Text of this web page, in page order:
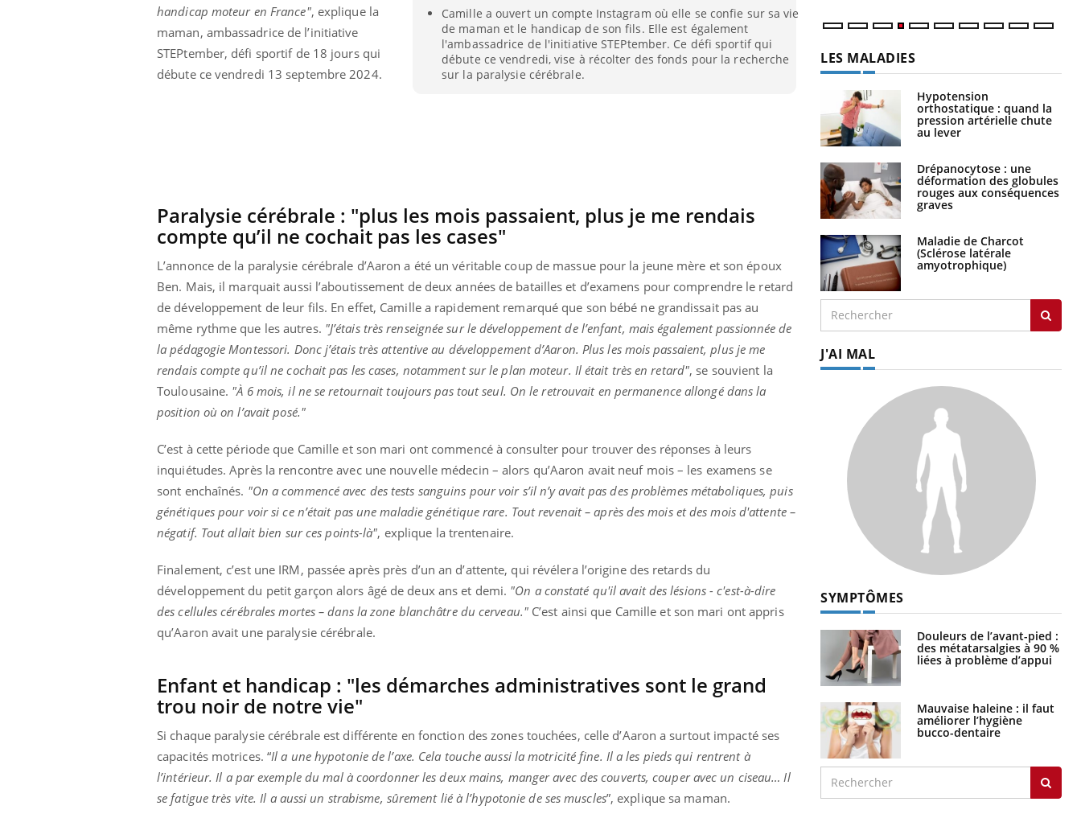
Camille a ouvert un compte Instagram où elle se confie sur sa vie
de maman et le handicap de son fils. Elle est également
l'ambassadrice de l'initiative STEPtember. Ce défi sportif qui
débute ce vendredi, vise à récolter des fonds pour la recherche
sur la paralysie cérébrale.
handicap moteur en France", explique la
maman, ambassadrice de l’initiative
STEPtember, défi sportif de 18 jours qui
débute ce vendredi 13 septembre 2024.
Paralysie cérébrale : "plus les mois passaient, plus je me rendais
compte qu’il ne cochait pas les cases"
L’annonce de la paralysie cérébrale d’Aaron a été un véritable coup de massue pour la jeune mère et son époux
Ben. Mais, il marquait aussi l’aboutissement de deux années de batailles et d’examens pour comprendre le retard
de développement de leur fils. En effet, Camille a rapidement remarqué que son bébé ne grandissait pas au
même rythme que les autres. "J’étais très renseignée sur le développement de l’enfant, mais également passionnée de
la pédagogie Montessori. Donc j’étais très attentive au développement d’Aaron. Plus les mois passaient, plus je me
rendais compte qu’il ne cochait pas les cases, notamment sur le plan moteur. Il était très en retard", se souvient la
Toulousaine. "À 6 mois, il ne se retournait toujours pas tout seul. On le retrouvait en permanence allongé dans la
position où on l’avait posé."
C’est à cette période que Camille et son mari ont commencé à consulter pour trouver des réponses à leurs
inquiétudes. Après la rencontre avec une nouvelle médecin – alors qu’Aaron avait neuf mois – les examens se
sont enchaînés. "On a commencé avec des tests sanguins pour voir s’il n’y avait pas des problèmes métaboliques, puis
génétiques pour voir si ce n’était pas une maladie génétique rare. Tout revenait – après des mois et des mois d'attente –
négatif. Tout allait bien sur ces points-là", explique la trentenaire.
Finalement, c’est une IRM, passée après près d’un an d’attente, qui révélera l’origine des retards du
développement du petit garçon alors âgé de deux ans et demi. "On a constaté qu'il avait des lésions - c'est-à-dire
des cellules cérébrales mortes – dans la zone blanchâtre du cerveau."C’est ainsi que Camille et son mari ont appris
qu’Aaron avait une paralysie cérébrale.
Enfant et handicap : "les démarches administratives sont le grand
trou noir de notre vie"
Si chaque paralysie cérébrale est différente en fonction des zones touchées, celle d’Aaron a surtout impacté ses
capacités motrices. “Il a une hypotonie de l’axe. Cela touche aussi la motricité fine. Il a les pieds qui rentrent à
l’intérieur. Il a par exemple du mal à coordonner les deux mains, manger avec des couverts, couper avec un ciseau… Il
se fatigue très vite. Il a aussi un strabisme, sûrement lié à l’hypotonie de ses muscles”, explique sa maman.
LES MALADIES
Hypotension
orthostatique : quand la
pression artérielle chute
au lever
Drépanocytose : une
déformation des globules
rouges aux conséquences
graves
Maladie de Charcot
(Sclérose latérale
amyotrophique)
J'AI MAL
SYMPTÔMES
Douleurs de l’avant-pied :
des métatarsalgies à 90 %
liées à problème d’appui
Mauvaise haleine : il faut
améliorer l’hygiène
bucco-dentaire